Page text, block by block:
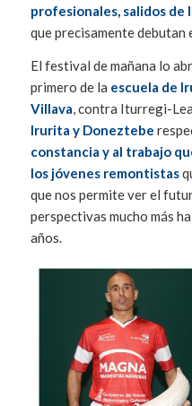
profesionales, salidos de
que precisamente debutan
El festival de mañana lo
primero de la escuela de
Villava, contra Iturregi-
Irurita y Doneztebe
constancia y al trabajo
los jóvenes remontistas
que nos permite ver el
perspectivas mucho más
años.